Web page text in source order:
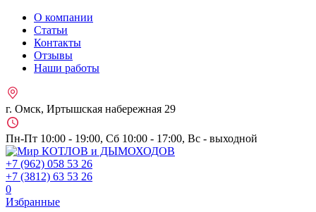
О компании
Статьи
Контакты
Отзывы
Наши работы
г. Омск, Иртышская набережная 29
Пн-Пт 10:00 - 19:00, Сб 10:00 - 17:00, Вс - выходной
+7 (962) 058 53 26
+7 (3812) 63 53 26
0
Избранные